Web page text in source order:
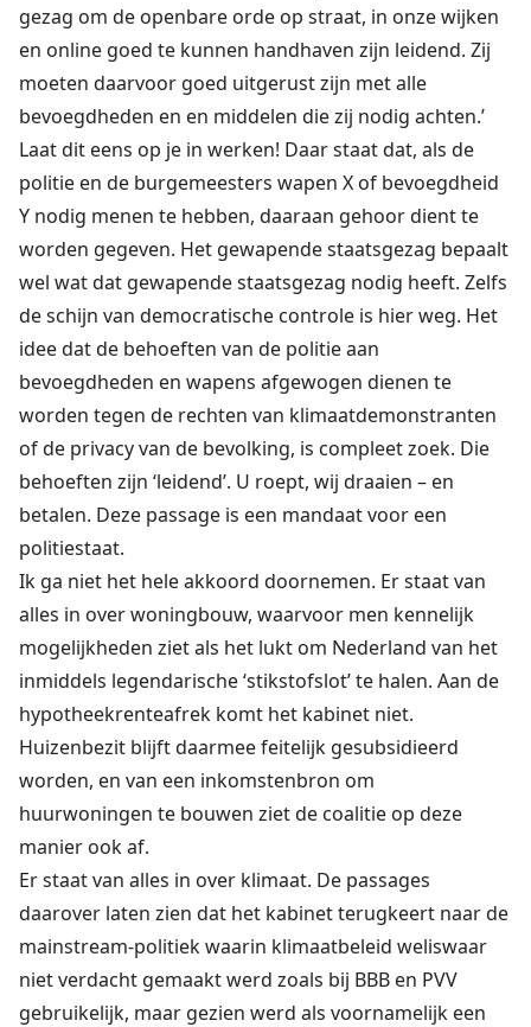
gezag om de openbare orde op straat, in onze wijken
en online goed te kunnen handhaven zijn leidend. Zij
moeten daarvoor goed uitgerust zijn met alle
bevoegdheden en en middelen die zij nodig achten.’
Laat dit eens op je in werken! Daar staat dat, als de
politie en de burgemeesters wapen X of bevoegdheid
Y nodig menen te hebben, daaraan gehoor dient te
worden gegeven. Het gewapende staatsgezag bepaalt
wel wat dat gewapende staatsgezag nodig heeft. Zelfs
de schijn van democratische controle is hier weg. Het
idee dat de behoeften van de politie aan
bevoegdheden en wapens afgewogen dienen te
worden tegen de rechten van klimaatdemonstranten
of de privacy van de bevolking, is compleet zoek. Die
behoeften zijn ‘leidend’. U roept, wij draaien – en
betalen. Deze passage is een mandaat voor een
politiestaat.
Ik ga niet het hele akkoord doornemen. Er staat van
alles in over woningbouw, waarvoor men kennelijk
mogelijkheden ziet als het lukt om Nederland van het
inmiddels legendarische ‘stikstofslot’ te halen. Aan de
hypotheekrenteafrek komt het kabinet niet.
Huizenbezit blijft daarmee feitelijk gesubsidieerd
worden, en van een inkomstenbron om
huurwoningen te bouwen ziet de coalitie op deze
manier ook af.
Er staat van alles in over klimaat. De passages
daarover laten zien dat het kabinet terugkeert naar de
mainstream-politiek waarin klimaatbeleid weliswaar
niet verdacht gemaakt werd zoals bij BBB en PVV
gebruikelijk, maar gezien werd als voornamelijk een